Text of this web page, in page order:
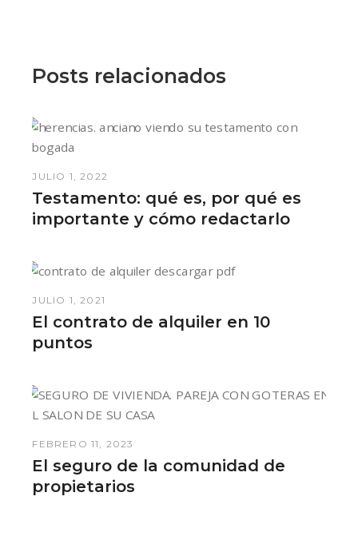
Posts relacionados
JULIO 1, 2022
Testamento: qué es, por qué es
importante y cómo redactarlo
JULIO 1, 2021
El contrato de alquiler en 10
puntos
FEBRERO 11, 2023
El seguro de la comunidad de
propietarios